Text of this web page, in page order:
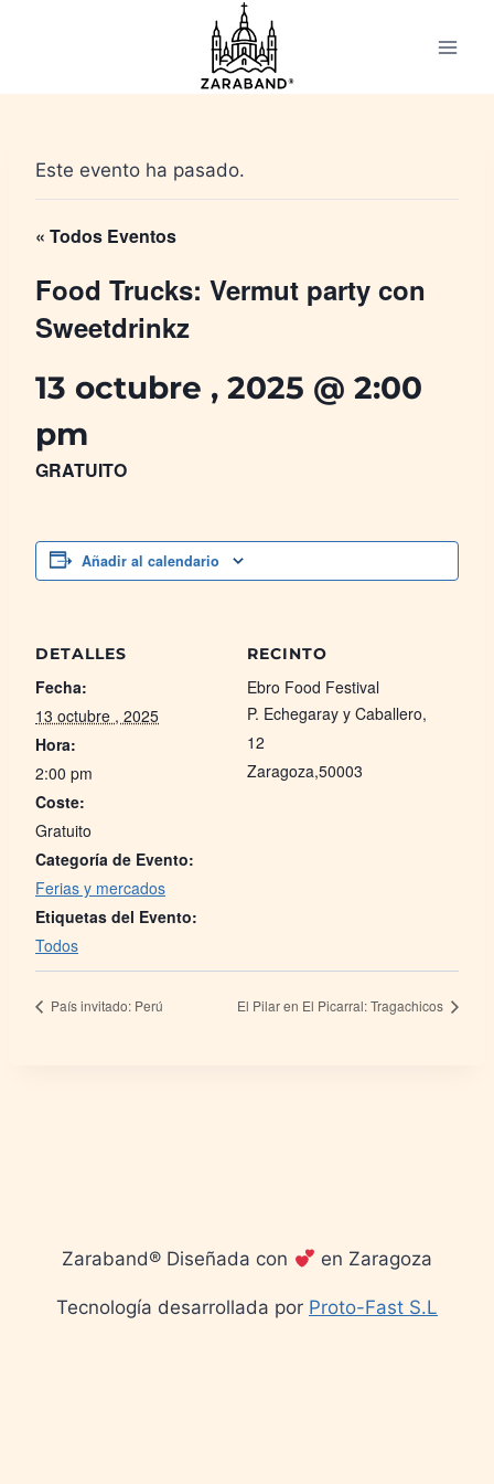
Este evento ha pasado.
« Todos Eventos
Food Trucks: Vermut party con
Sweetdrinkz
13 octubre , 2025 @ 2:00
pm
GRATUITO
Añadir al calendario
DETALLES
Fecha:
13 octubre , 2025
Hora:
2:00 pm
Coste:
Gratuito
Categoría de Evento:
Ferias y mercados
Etiquetas del Evento:
Todos
RECINTO
Ebro Food Festival
P. Echegaray y Caballero,
12
Zaragoza,50003
País invitado: Perú El Pilar en El Picarral: Tragachicos
Zaraband® Diseñada con en Zaragoza
Tecnología desarrollada por Proto-Fast S.L